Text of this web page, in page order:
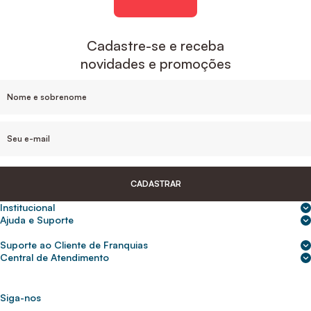
Cadastre-se e receba
novidades e promoções
CADASTRAR
Institucional
Sobre nós
Para empresas
Ajuda e Suporte
Frete e entrega
Política de Privacidade
Suporte ao Cliente de Franquias
2ª Via de Boletos - Crédito ABC
Central de Atendimento
(31) 9 9105-5920
Siga-nos